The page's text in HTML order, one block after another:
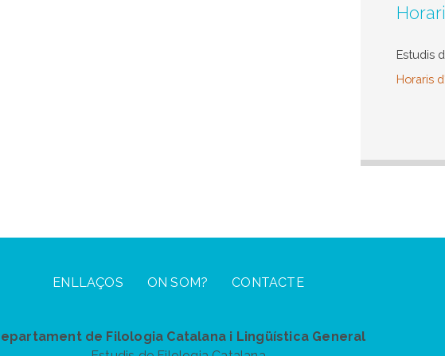
Estudis
Horaris
ENLLAÇOS ON SOM? CONTACTE
de Filologia Catalana i Lingüística General